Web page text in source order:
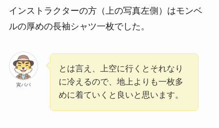
インストラクターの方（上の写真左側）はモンベ
ルの厚めの長袖シャツ一枚でした。
寅パパ
とは言え、上空に行くとそれなり
に冷えるので、地上よりも一枚多
めに着ていくと良いと思います。